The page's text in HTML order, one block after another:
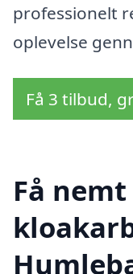
professionelt
oplevelse
Få 3 tilbud,
Få